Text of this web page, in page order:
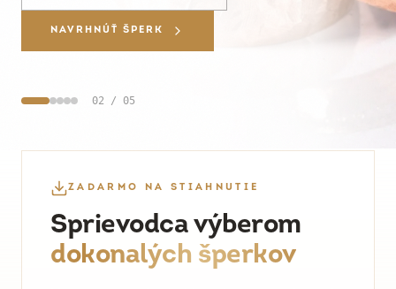
NAVRHNÚŤ ŠPERK
02 / 05
ZADARMO NA STIAHNUTIE
Sprievodca výberom
dokonalých šperkov